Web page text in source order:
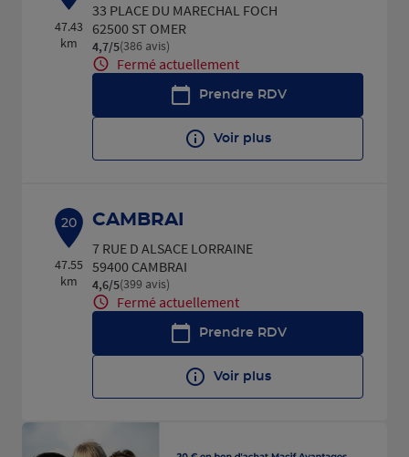
47.43
km
33 PLACE DU MARECHAL FOCH
62500 ST OMER
4,7/5Note de 4.7 sur 5
(386 avis)
Fermé actuellement
Prendre RDV
Voir plus
20
47.55
km
CAMBRAI
7 RUE D ALSACE LORRAINE
59400 CAMBRAI
4,6/5Note de 4.6 sur 5
(399 avis)
Fermé actuellement
Prendre RDV
Voir plus